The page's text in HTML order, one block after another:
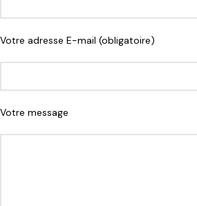
Votre adresse E-mail (obligatoire)
Votre message